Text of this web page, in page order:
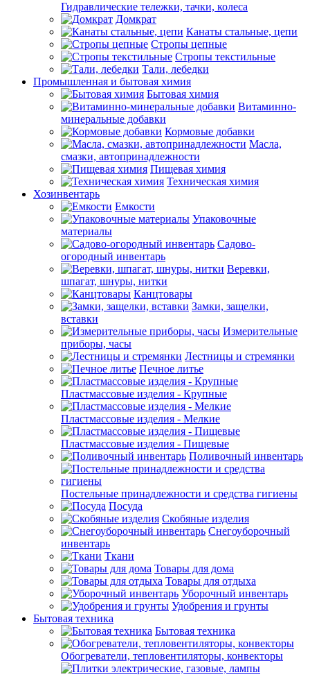
Гидравлические тележки, тачки, колеса
Домкрат
Канаты стальные, цепи
Стропы цепные
Стропы текстильные
Тали, лебедки
Промышленная и бытовая химия
Бытовая химия
Витаминно-
минеральные добавки
Кормовые добавки
Масла,
смазки, автопринадлежности
Пищевая химия
Техническая химия
Хозинвентарь
Емкости
Упаковочные
материалы
Садово-
огородный инвентарь
Веревки,
шпагат, шнуры, нитки
Канцтовары
Замки, защелки,
вставки
Измерительные
приборы, часы
Лестницы и стремянки
Печное литье
Пластмассовые изделия - Крупные
Пластмассовые изделия - Мелкие
Пластмассовые изделия - Пищевые
Поливочный инвентарь
Постельные принадлежности и средства гигиены
Посуда
Скобяные изделия
Снегоуборочный
инвентарь
Ткани
Товары для дома
Товары для отдыха
Уборочный инвентарь
Удобрения и грунты
Бытовая техника
Бытовая техника
Обогреватели, тепловентиляторы, конвекторы